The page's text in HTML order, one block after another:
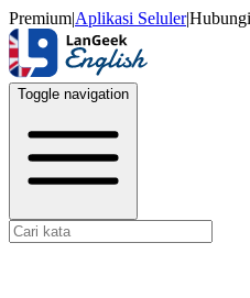
Premium|Aplikasi Seluler|
Toggle navigation